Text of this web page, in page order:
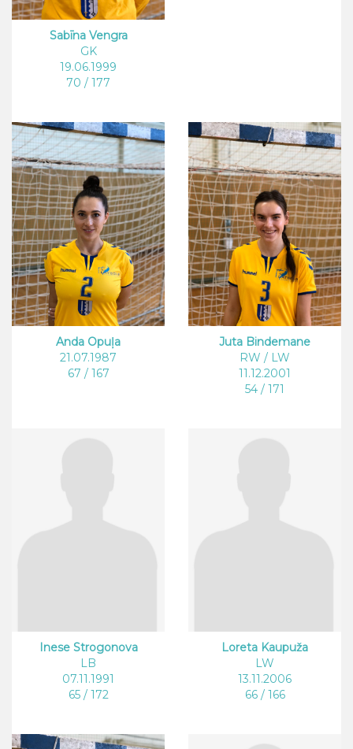
Sabīna Vengra
GK
19.06.1999
70 / 177
Anda Opuļa
21.07.1987
67 / 167
Juta Bindemane
RW / LW
11.12.2001
54 / 171
Inese Strogonova
LB
07.11.1991
65 / 172
Loreta Kaupuža
LW
13.11.2006
66 / 166